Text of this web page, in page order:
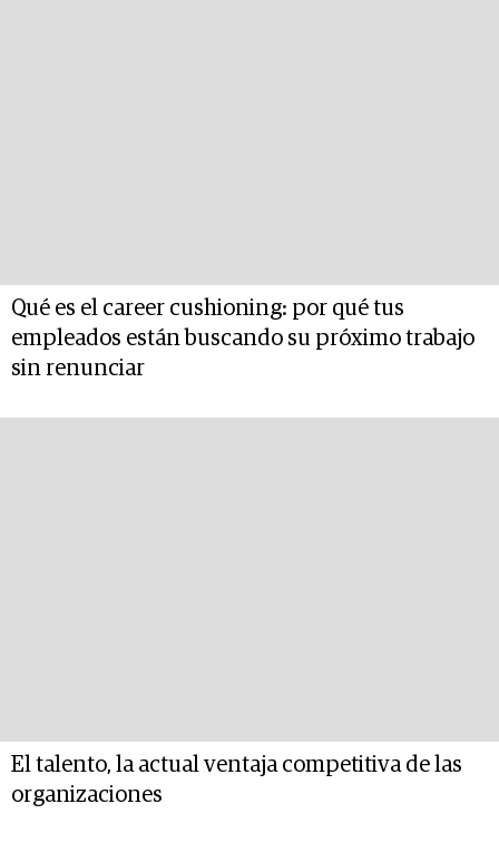
Qué es el career cushioning: por qué tus
empleados están buscando su próximo trabajo
sin renunciar
El talento, la actual ventaja competitiva de las
organizaciones